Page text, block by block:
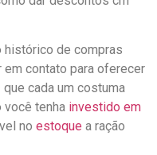
histórico de compras
contato para oferecer
cada um costuma
você tenha investido em
no estoque a ração